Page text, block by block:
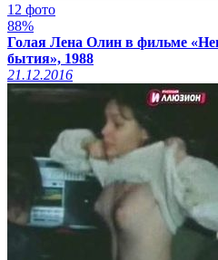
12 фото
88%
Голая Лена Олин в фильме
бытия», 1988
21.12.2016